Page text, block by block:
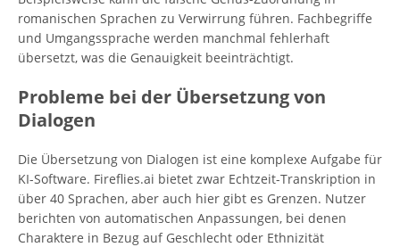
romanischen Sprachen zu Verwirrung führen. Fachbegriffe
und Umgangssprache werden manchmal fehlerhaft
übersetzt, was die Genauigkeit beeinträchtigt.
Probleme bei der Übersetzung von
Dialogen
Die Übersetzung von Dialogen ist eine komplexe Aufgabe für
KI-Software. Fireflies.ai bietet zwar Echtzeit-Transkription in
über 40 Sprachen, aber auch hier gibt es Grenzen. Nutzer
berichten von automatischen Anpassungen, bei denen
Charaktere in Bezug auf Geschlecht oder Ethnizität